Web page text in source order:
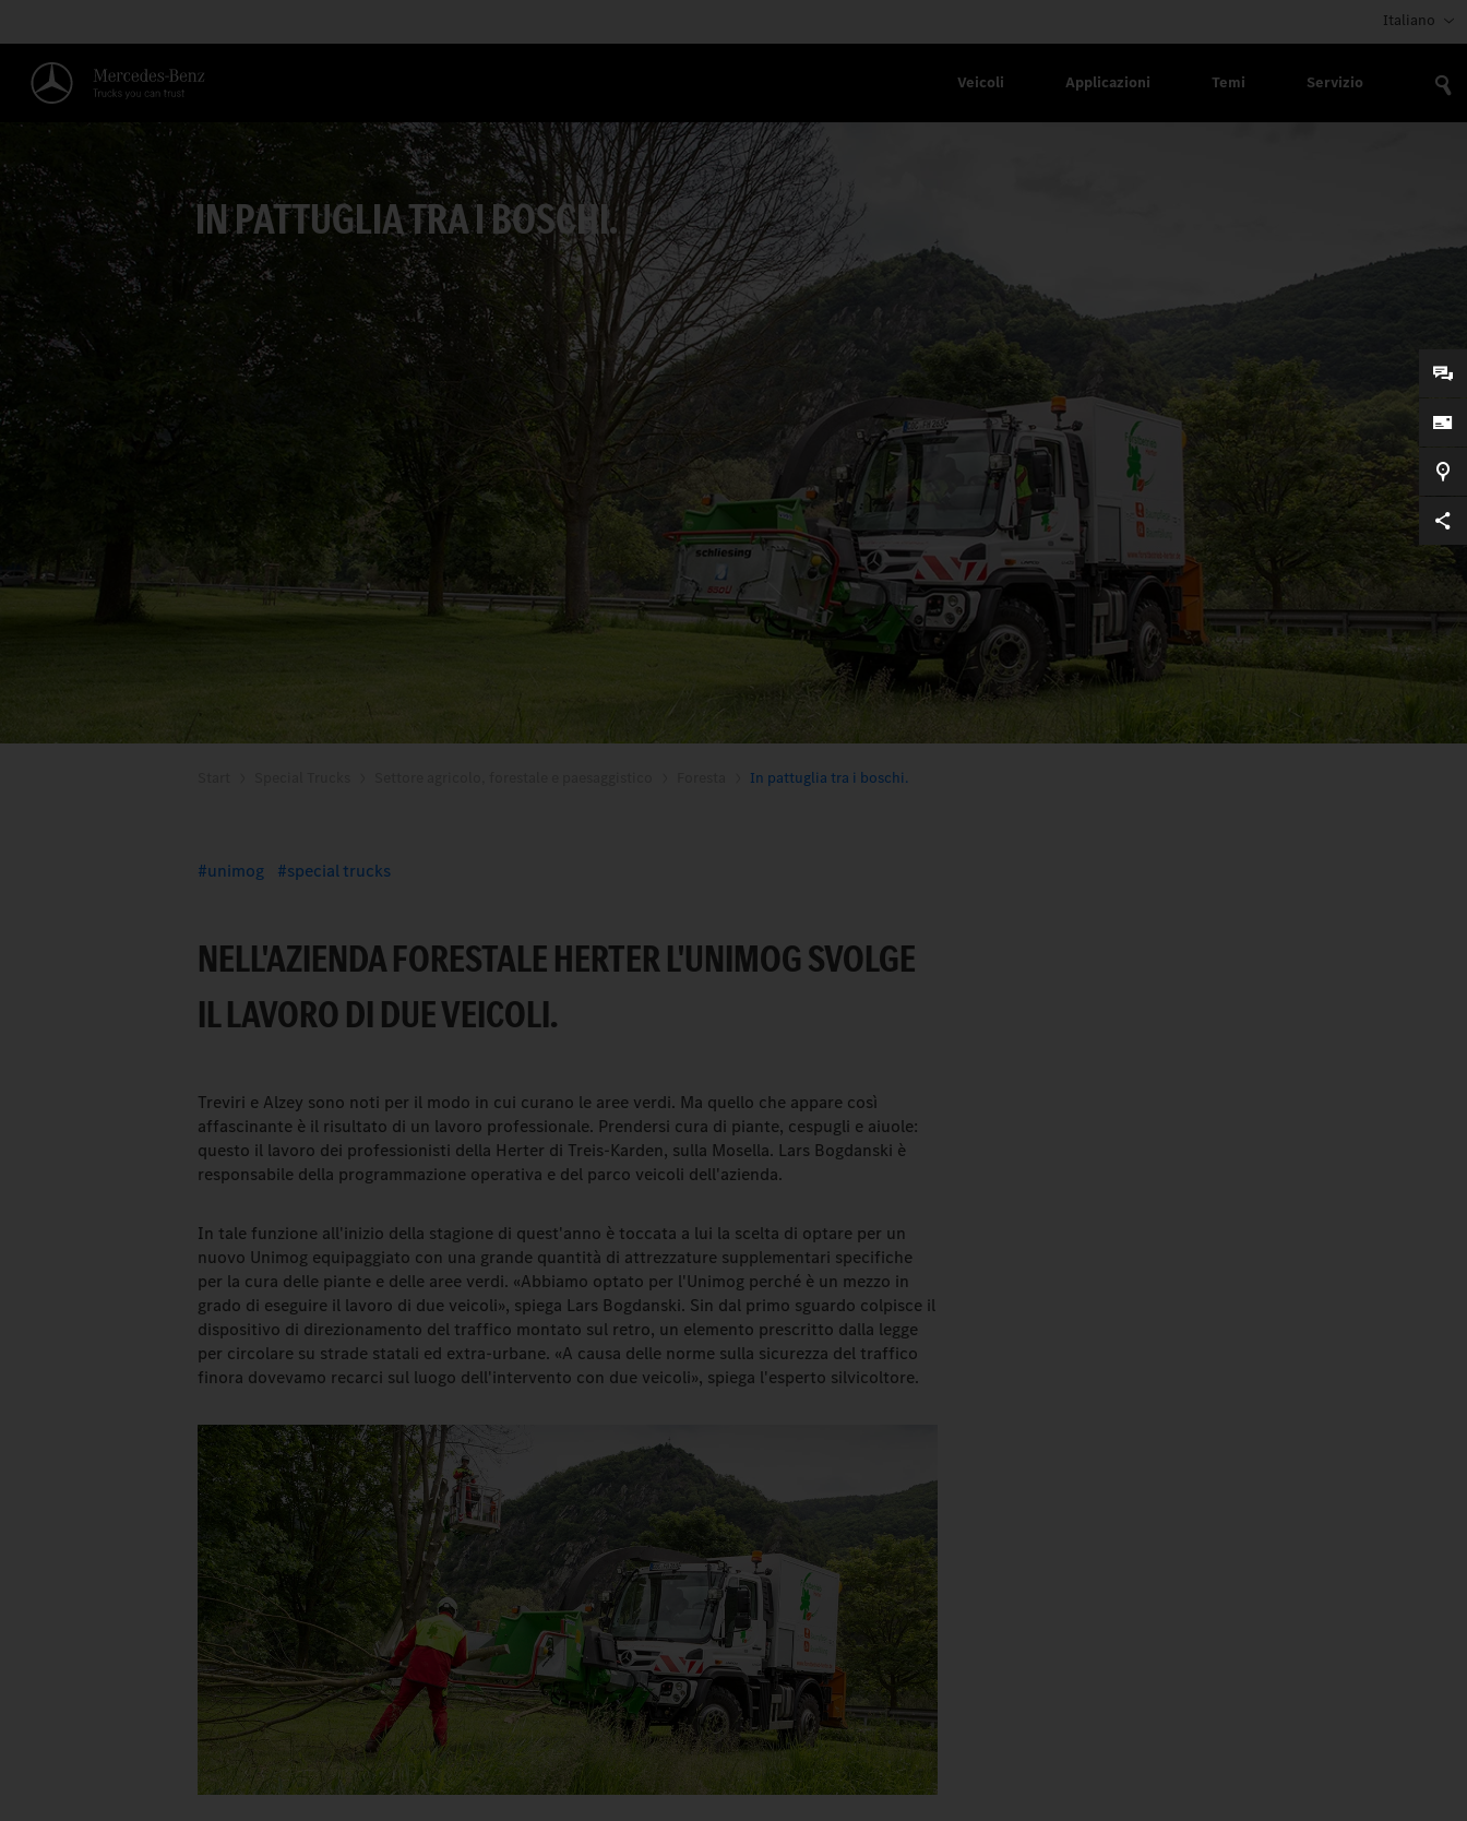
Italiano
Veicoli Applicazioni Temi Servizio
IN PATTUGLIA TRA I BOSCHI.
In pattuglia tra i boschi.
unimog special trucks
NELL'AZIENDA FORESTALE HERTER L'UNIMOG SVOLGE
IL LAVORO DI DUE VEICOLI.
Treviri e Alzey sono noti per il modo in cui curano le aree verdi. Ma quello che appare così
affascinante è il risultato di un lavoro professionale. Prendersi cura di piante, cespugli e aiuole:
questo il lavoro dei professionisti della Herter di Treis-Karden, sulla Mosella. Lars Bogdanski è
responsabile della programmazione operativa e del parco veicoli dell'azienda.
In tale funzione all'inizio della stagione di quest'anno è toccata a lui la scelta di optare per un
nuovo Unimog equipaggiato con una grande quantità di attrezzature supplementari specifiche
per la cura delle piante e delle aree verdi. «Abbiamo optato per l'Unimog perché è un mezzo in
grado di eseguire il lavoro di due veicoli», spiega Lars Bogdanski. Sin dal primo sguardo colpisce il
dispositivo di direzionamento del traffico montato sul retro, un elemento prescritto dalla legge
per circolare su strade statali ed extra-urbane. «A causa delle norme sulla sicurezza del traffico
finora dovevamo recarci sul luogo dell'intervento con due veicoli», spiega l'esperto silvicoltore.